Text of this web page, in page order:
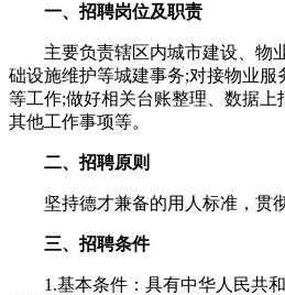
一、招聘岗位及职责
主要负责辖区内城市建设、物业
础设施维护等城建事务;对接物业
等工作;做好相关台账整理、数据
其他工作事项等。
二、招聘原则
坚持德才兼备的用人标准，贯
三、招聘条件
1.基本条件：具有中华人民共和